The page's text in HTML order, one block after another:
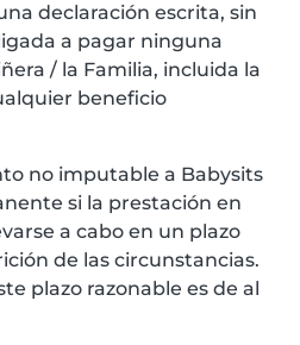
declaración escrita, sin
a pagar ninguna
/ la Familia, incluida la
beneficio
no imputable a Babysits
si la prestación en
a cabo en un plazo
de las circunstancias.
plazo razonable es de al